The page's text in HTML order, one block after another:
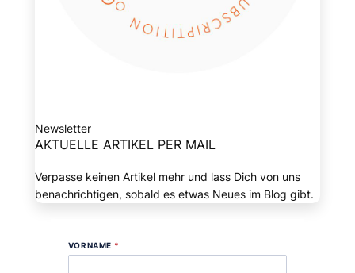
Newsletter
AKTUELLE ARTIKEL PER MAIL
Verpasse keinen Artikel mehr und lass Dich von uns
benachrichtigen, sobald es etwas Neues im Blog gibt.
VORNAME *